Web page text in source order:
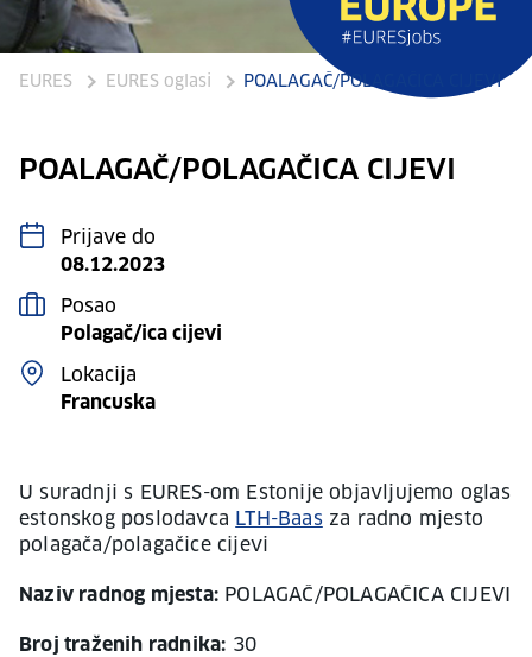
EURES EURES oglasi POALAGAČ/POLAGAČICA CIJEVI
POALAGAČ/POLAGAČICA CIJEVI
Prijave do
08.12.2023
Posao
Polagač/ica cijevi
Lokacija
Francuska
U suradnji s EURES-om Estonije objavljujemo oglas
estonskog poslodavca LTH-Baas za radno mjesto
polagača/polagačice cijevi
Naziv radnog mjesta: POLAGAČ/POLAGAČICA CIJEVI
Broj traženih radnika: 30